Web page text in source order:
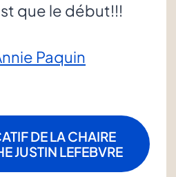
que le début!!!
Paquin
DE LA CHAIRE
JUSTIN LEFEBVRE